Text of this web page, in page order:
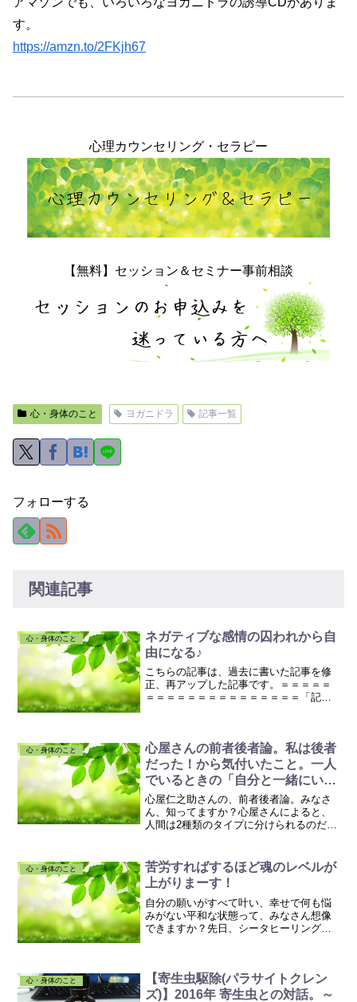
す。
https://amzn.to/2FKjh67
心理カウンセリング・セラピー
【無料】セッション＆セミナー事前相談
心・身体のこと ヨガニドラ 記事一覧
フォローする
関連記事
心・身体のこと
ネガティブな感情の囚われから自
由になる♪
こちらの記事は、過去に書いた記事を修
正、再アップした記事です。＝＝＝＝＝
＝＝＝＝＝＝＝＝＝＝＝＝＝＝＝「記
嬉しかった。」「お母さんが...
心・身体のこと
心屋さんの前者後者論。私は後者
だった！から気付いたこと。一人
でいるときの「自分と一緒にいる
感覚。」の謎が解けた。
心屋仁之助さんの、前者後者論。みなさ
ん、知ってますか？心屋さんによると、
人間は2種類のタイプに分けられるのだそ
ちらでも読んで頂ければ分かるのではな
いかと思います。■【永...
心・身体のこと
苦労すればするほど魂のレベルが
上がりまーす！
自分の願いがすべて叶い、幸せで何も悩
みがない平和な状態って、みなさん想像
できますか？先日、シータヒーリング
き、何もしなくてもなぜか月...
心・身体のこと
【寄生虫駆除(パラサイトクレン
ズ)】2016年 寄生虫との対話。～